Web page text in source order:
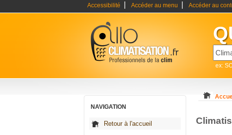
Accessibilité Accéder au menu Accéder au
ex:
NAVIGATION
Retour à l'accueil